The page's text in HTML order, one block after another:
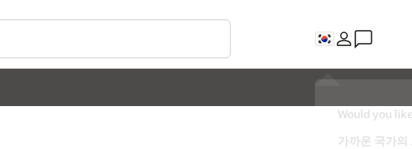
Would you
가까운 국가의